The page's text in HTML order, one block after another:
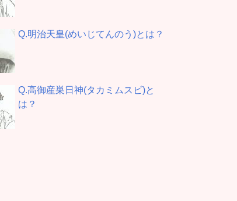
Q.明治天皇(めいじてんのう)とは？
Q.高御産巣日神(タカミムスビ)と
は？